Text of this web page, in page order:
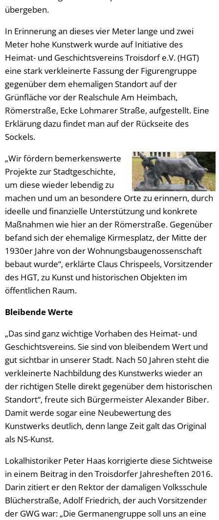
übergeben.
In Erinnerung an dieses vier Meter lange und zwei
Meter hohe Kunstwerk wurde auf Initiative des
Heimat- und Geschichtsvereins Troisdorf e.V. (HGT)
eine stark verkleinerte Fassung der Figurengruppe
gegenüber dem ehemaligen Standort auf der
Grünfläche vor der Realschule Am Heimbach,
Römerstraße, Ecke Lohmarer Straße, aufgestellt. Eine
Erklärung dazu findet man auf der Rückseite des
Sockels.
„Wir fördern bemerkenswerte
Projekte zur Stadtgeschichte,
um diese wieder lebendig zu
machen und um an besondere Orte zu erinnern, durch
ideelle und finanzielle Unterstützung und konkrete
Maßnahmen wie hier an der Römerstraße. Gegenüber
befand sich der ehemalige Kirmesplatz, der Mitte der
1930er Jahre von der Wohnungsbaugenossenschaft
bebaut wurde“, erklärte Claus Chrispeels, Vorsitzender
des HGT, zu Kunst und historischen Objekten im
öffentlichen Raum.
Bleibende Werte
„Das sind ganz wichtige Vorhaben des Heimat- und
Geschichtsvereins. Sie sind von bleibendem Wert und
gut sichtbar in unserer Stadt. Nach 50 Jahren steht die
verkleinerte Nachbildung des Kunstwerks wieder an
der richtigen Stelle direkt gegenüber dem historischen
Standort“, freute sich Bürgermeister Alexander Biber.
Damit werde sogar eine Neubewertung des
Kunstwerks deutlich, denn lange Zeit galt das Original
als NS-Kunst.
Lokalhistoriker Peter Haas korrigierte diese Sichtweise
in einem Beitrag in den Troisdorfer Jahresheften 2016.
Darin zitiert er den Rektor der damaligen Volksschule
Blücherstraße, Adolf Friedrich, der auch Vorsitzender
der GWG war: „Die Germanengruppe soll uns an eine